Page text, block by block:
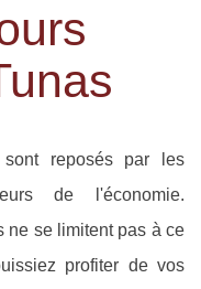
sont reposés par les
de l'économie.
ne se limitent pas à ce
profiter de vos